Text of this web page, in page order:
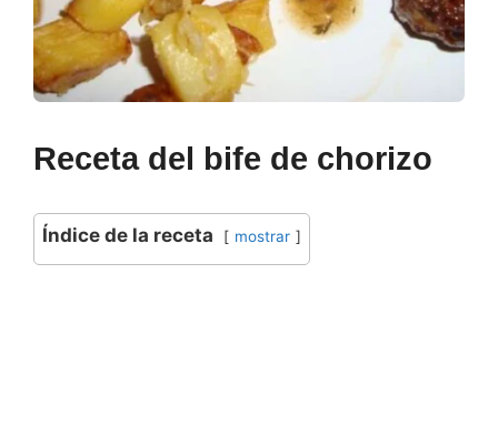
Receta del bife de chorizo
Índice de la receta mostrar